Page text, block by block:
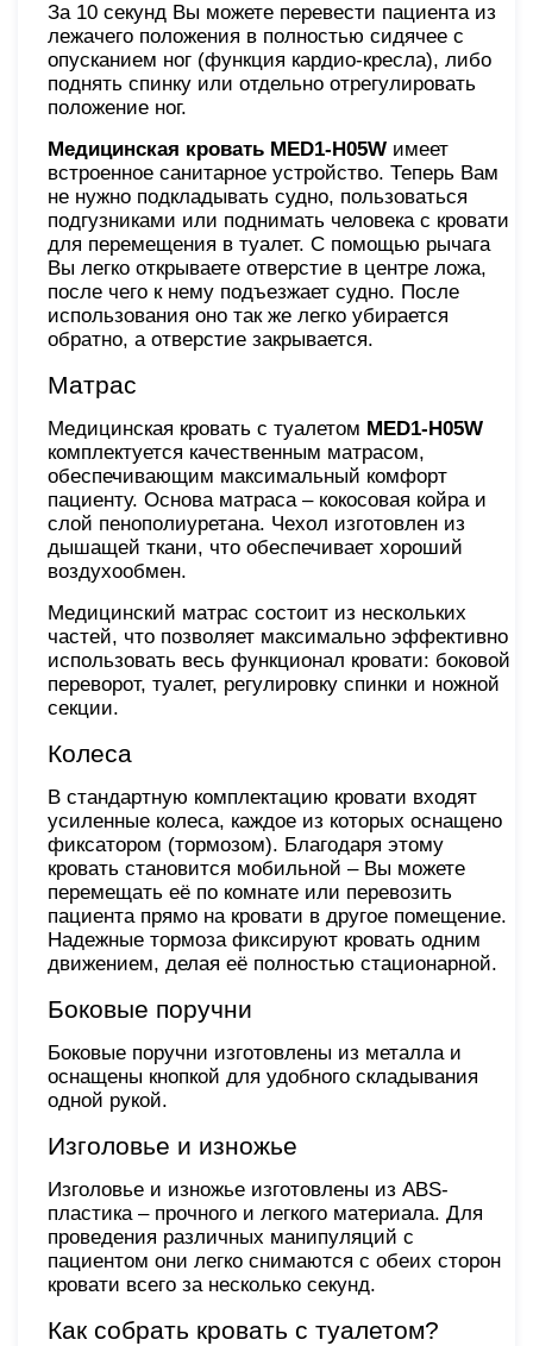
За 10 секунд Вы можете перевести пациента из
лежачего положения в полностью сидячее с
опусканием ног (функция кардио-кресла), либо
поднять спинку или отдельно отрегулировать
положение ног.
Медицинская кровать MED1-H05W имеет
встроенное санитарное устройство. Теперь Вам
не нужно подкладывать судно, пользоваться
подгузниками или поднимать человека с кровати
для перемещения в туалет. С помощью рычага
Вы легко открываете отверстие в центре ложа,
после чего к нему подъезжает судно. После
использования оно так же легко убирается
обратно, а отверстие закрывается.
Матрас
Медицинская кровать с туалетом MED1-H05W
комплектуется качественным матрасом,
обеспечивающим максимальный комфорт
пациенту. Основа матраса – кокосовая койра и
слой пенополиуретана. Чехол изготовлен из
дышащей ткани, что обеспечивает хороший
воздухообмен.
Медицинский матрас состоит из нескольких
частей, что позволяет максимально эффективно
использовать весь функционал кровати: боковой
переворот, туалет, регулировку спинки и ножной
секции.
Колеса
В стандартную комплектацию кровати входят
усиленные колеса, каждое из которых оснащено
фиксатором (тормозом). Благодаря этому
кровать становится мобильной – Вы можете
перемещать её по комнате или перевозить
пациента прямо на кровати в другое помещение.
Надежные тормоза фиксируют кровать одним
движением, делая её полностью стационарной.
Боковые поручни
Боковые поручни изготовлены из металла и
оснащены кнопкой для удобного складывания
одной рукой.
Изголовье и изножье
Изголовье и изножье изготовлены из ABS-
пластика – прочного и легкого материала. Для
проведения различных манипуляций с
пациентом они легко снимаются с обеих сторон
кровати всего за несколько секунд.
Как собрать кровать с туалетом?